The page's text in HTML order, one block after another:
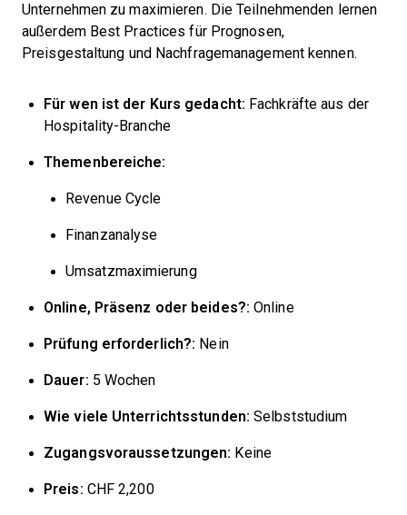
Unternehmen zu maximieren. Die Teilnehmenden lernen
außerdem Best Practices für Prognosen,
Preisgestaltung und Nachfragemanagement kennen.
Für wen ist der Kurs gedacht: Fachkräfte aus der
Hospitality-Branche
Themenbereiche:
Revenue Cycle
Finanzanalyse
Umsatzmaximierung
Online, Präsenz oder beides?: Online
Prüfung erforderlich?: Nein
Dauer: 5 Wochen
Wie viele Unterrichtsstunden: Selbststudium
Zugangsvoraussetzungen: Keine
Preis: CHF 2,200